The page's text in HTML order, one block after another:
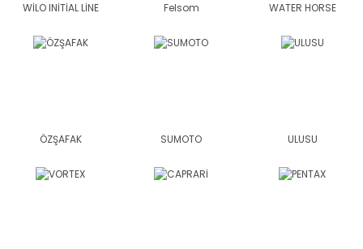
WİLO INİTİAL LİNE Felsom WATER HORSE
ÖZŞAFAK SUMOTO ULUSU